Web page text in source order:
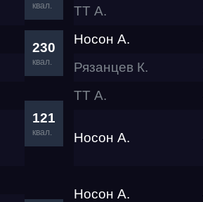
квал.
ТТ А.
230
квал.
Носон А.
Рязанцев К.
121
квал.
ТТ А.
Носон А.
Носон А.